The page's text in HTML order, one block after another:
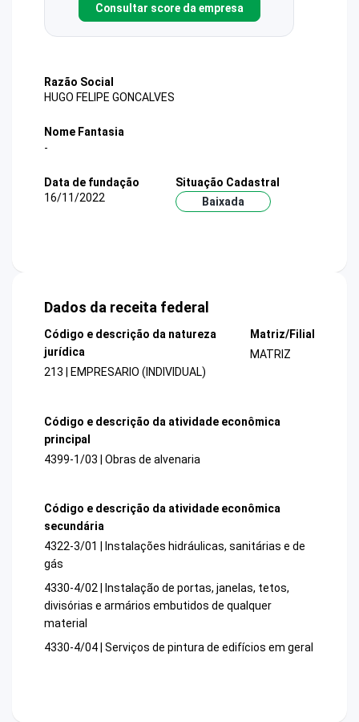
Consultar score da empresa
Razão Social
HUGO FELIPE GONCALVES
Nome Fantasia
-
Data de fundação
16/11/2022
Situação Cadastral
Baixada
Dados da receita federal
Código e descrição da natureza
jurídica
213 | EMPRESARIO (INDIVIDUAL)
Matriz/Filial
MATRIZ
Código e descrição da atividade econômica
principal
4399-1/03 | Obras de alvenaria
Código e descrição da atividade econômica
secundária
4322-3/01 | Instalações hidráulicas, sanitárias e de
gás
4330-4/02 | Instalação de portas, janelas, tetos,
divisórias e armários embutidos de qualquer
material
4330-4/04 | Serviços de pintura de edifícios em geral